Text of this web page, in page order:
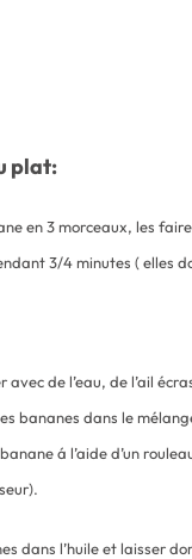
plat:
en 3 morceaux, les
3/4 minutes ( elles
de l’eau, de l’ail
bananes dans le
á l’aide d’un
dans l’huile et laisser